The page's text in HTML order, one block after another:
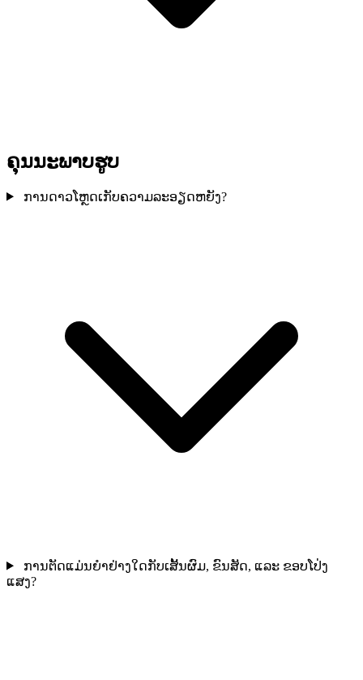
ຄຸນນະພາບຮູບ
ການດາວໂຫຼດເກັບຄວາມລະອຽດຫຍັງ?
ການຕັດແມ່ນຍຳຢ່າງໃດກັບເສັ້ນຜົມ, ຂົນສັດ, ແລະ ຂອບໂປ່ງ
ແສງ?